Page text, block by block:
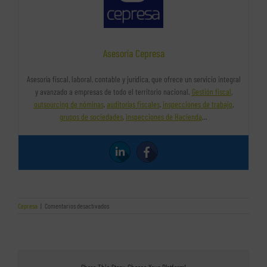
Asesoría Cepresa
Asesoría fiscal, laboral, contable y jurídica, que ofrece un servicio integral
y avanzado a empresas de todo el territorio nacional. Gestión fiscal,
outsourcing de nóminas,auditorías fiscales, inspecciones de trabajo,
grupos de sociedades, inspecciones de Hacienda…
Cepresa | Comentarios desactivadosen